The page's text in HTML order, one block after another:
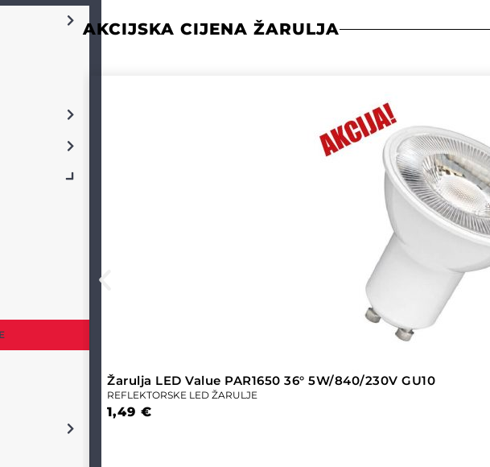
AKCIJSKA CIJENA ŽARULJA
Žarulja LED Value PAR1650 36° 5W/840/230V GU10
REFLEKTORSKE LED ŽARULJE
1,49€